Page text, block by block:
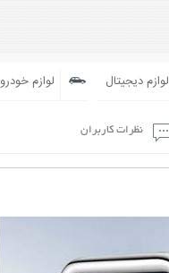
لوازم دیجیتال لوازم خودرو
نظرات کاربران